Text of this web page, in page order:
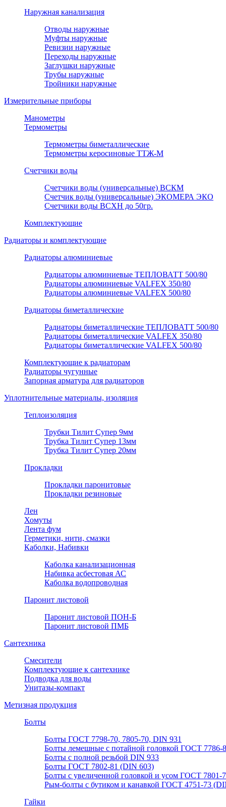
Наружная канализация
Отводы наружные
Муфты наружные
Ревизии наружные
Переходы наружные
Заглушки наружные
Трубы наружные
Тройники наружные
Измерительные приборы
Манометры
Термометры
Термометры биметаллические
Термометры керосиновые ТТЖ-М
Счетчики воды
Счетчики воды (универсальные) ВСКМ
Счетчик воды (универсальные) ЭКОМЕРА ЭКО
Счетчики воды ВСХН до 50гр.
Комплектующие
Радиаторы и комплектующие
Радиаторы алюминиевые
Радиаторы алюминиевые ТЕПЛОВАТТ 500/80
Радиаторы алюминиевые VALFEX 350/80
Радиаторы алюминиевые VALFEX 500/80
Радиаторы биметаллические
Радиаторы биметаллические ТЕПЛОВАТТ 500/80
Радиаторы биметаллические VALFEX 350/80
Радиаторы биметаллические VALFEX 500/80
Комплектующие к радиаторам
Радиаторы чугунные
Запорная арматура для радиаторов
Уплотнительные материалы, изоляция
Теплоизоляция
Трубки Тилит Супер 9мм
Трубка Тилит Супер 13мм
Трубка Тилит Супер 20мм
Прокладки
Прокладки паронитовые
Прокладки резиновые
Лен
Хомуты
Лента фум
Герметики, нити, смазки
Каболки, Набивки
Каболка канализационная
Набивка асбестовая АС
Каболка водопроводная
Паронит листовой
Паронит листовой ПОН-Б
Паронит листовой ПМБ
Сантехника
Смесители
Комплектующие к сантехнике
Подводка для воды
Унитазы-компакт
Метизная продукция
Болты
Болты ГОСТ 7798-70, 7805-70, DIN 931
Болты лемешные с потайной головкой ГОСТ 7786-
Болты с полной резьбой DIN 933
Болты ГОСТ 7802-81 (DIN 603)
Болты с увеличенной головкой и усом ГОСТ 7801-
Рым-болты с бутиком и канавкой ГОСТ 4751-73
Гайки